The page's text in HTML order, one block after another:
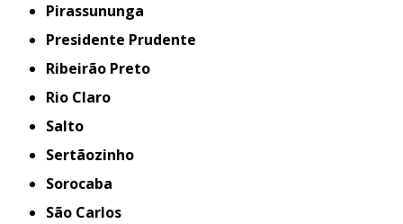
Pirassununga
Presidente Prudente
Ribeirão Preto
Rio Claro
Salto
Sertãozinho
Sorocaba
São Carlos